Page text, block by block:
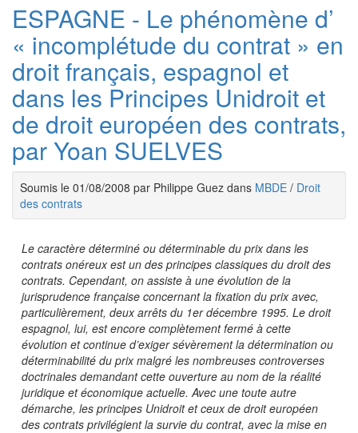
ESPAGNE - Le phénomène d’
« incomplétude du contrat » en
droit français, espagnol et
dans les Principes Unidroit et
de droit européen des contrats,
par Yoan SUELVES
Soumis le 01/08/2008 par Philippe Guez dans MBDE / Droit
des contrats
Le caractère déterminé ou déterminable du prix dans les
contrats onéreux est un des principes classiques du droit des
contrats. Cependant, on assiste à une évolution de la
jurisprudence française concernant la fixation du prix avec,
particulièrement, deux arrêts du 1er décembre 1995. Le droit
espagnol, lui, est encore complètement fermé à cette
évolution et continue d’exiger sévèrement la détermination ou
déterminabilité du prix malgré les nombreuses controverses
doctrinales demandant cette ouverture au nom de la réalité
juridique et économique actuelle. Avec une toute autre
démarche, les principes Unidroit et ceux de droit européen
des contrats privilégient la survie du contrat, avec la mise en